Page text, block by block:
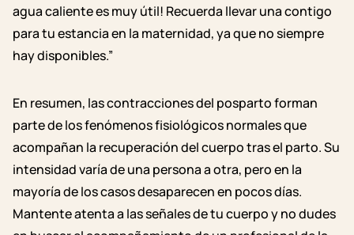
agua caliente es muy útil! Recuerda llevar una contigo
para tu estancia en la maternidad, ya que no siempre
hay disponibles.”
En resumen, las contracciones del posparto forman
parte de los fenómenos fisiológicos normales que
acompañan la recuperación del cuerpo tras el parto. Su
intensidad varía de una persona a otra, pero en la
mayoría de los casos desaparecen en pocos días.
Mantente atenta a las señales de tu cuerpo y no dudes